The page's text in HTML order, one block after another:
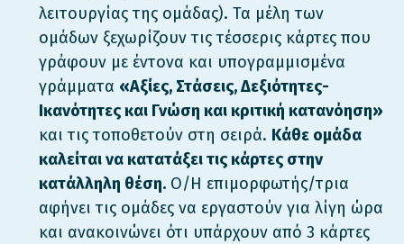
λειτουργίας της ομάδας). Τα μέλη των
ομάδων ξεχωρίζουν τις τέσσερις κάρτες που
γράφουν με έντονα και υπογραμμισμένα
γράμματα «Αξίες, Στάσεις, Δεξιότητες-
Ικανότητες και Γνώση και κριτική κατανόηση»
και τις τοποθετούν στη σειρά. Κάθε ομάδα
καλείται να κατατάξει τις κάρτες στην
κατάλληλη θέση.Ο/Η επιμορφωτής/τρια
αφήνει τις ομάδες να εργαστούν για λίγη ώρα
και ανακοινώνει ότι υπάρχουν από 3 κάρτες